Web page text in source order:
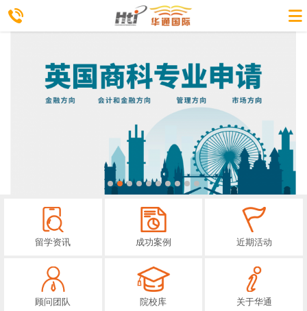
留学资讯 成功案例 近期活动
顾问团队 院校库 关于华通